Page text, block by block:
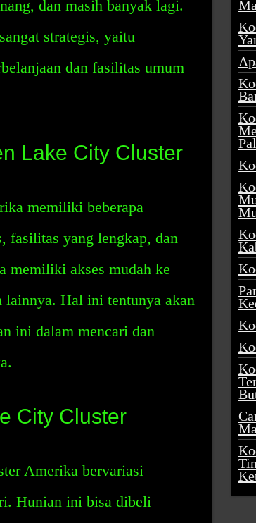
dan masih banyak lagi.
strategis, yaitu
dan fasilitas umum
Lake City Cluster
memiliki beberapa
fasilitas yang lengkap, dan
memiliki akses mudah ke
lainnya. Hal ini tentunya akan
ini dalam mencari dan
City Cluster
Amerika bervariasi
Hunian ini bisa dibeli